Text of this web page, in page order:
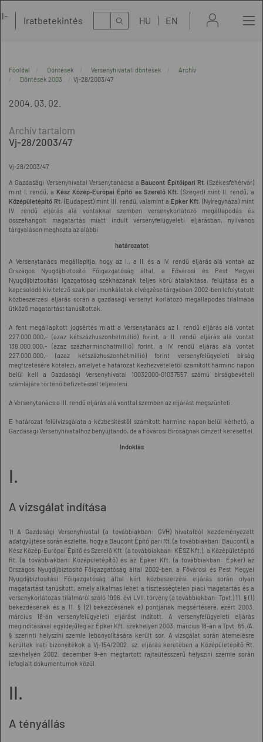
Iratbetekintés Kereső HU EN
Főoldal Döntések Versenyhivatali döntések
Archív
Döntések 2003
Vj-28/2003/47
2004. 03. 02.
Vj-28/2003/47
Vj-28/2003/47
A Gazdasági Versenyhivatal Versenytanácsa a Baucont Építőipari Rt. (Székesfehérvár)
mint I. rendű, a Kész Közép-Európai Építő és Szerelő Kft. (Szeged) mint II. rendű, a
Középületépítő Rt. (Budapest) mint III. rendű, valamint a Épker Kft. (Nyíregyháza) mint
IV. rendű eljárás alá vontakkal szemben versenykorlátozó megállapodás és
összehangolt magatartás miatt indult versenyfelügyeleti eljárásban, nyilvános
tárgyaláson meghozta az alábbi
határozatot
A Versenytanács megállapítja, hogy az I., a II. és a IV. rendű eljárás alá vontak az
Országos Nyugdíjbiztosító Főigazgatóság által, a Fővárosi és Pest Megyei
Nyugdíjbiztosítási Igazgatóság székházának teljes körű átalakítása, felújítása és a
kapcsolódó kivitelező szakipari munkálatok elvégzése tárgyában 2002-ben lefolytatott
közbeszerzési eljárás során a gazdasági versenyt korlátozó megállapodás tilalmába
ütköző magatartást tanúsítottak.
A fent megállapított jogsértés miatt a Versenytanács az I. rendű eljárás alá vontat
227.000.000,- (azaz kétszázhuszonhétmillió) forint, a II. rendű eljárás alá vontat
136.000.000,- (azaz százharminchatmillió) forint, a IV. rendű eljárás alá vontat
227.000.000,- (azaz kétszázhuszonhétmillió) forint versenyfelügyeleti bírság
megfizetésére kötelezi, amelyet e határozat kézhezvételétől számított harminc napon
belül kell a Gazdasági Versenyhivatal 10032000-01037557 számú bírságbevételi
számlájára történő befizetéssel teljesíteni.
A Versenytanács a III. rendű eljárás alá vonttal szemben az eljárást megszünteti.
E határozat felülvizsgálata a kézbesítéstől számított harminc napon belül kérhető, a
Gazdasági Versenyhivatalhoz benyújtandó, de a Fővárosi Bíróságnak címzett keresettel.
Indoklás
I.
A vizsgálat indítása
1) A Gazdasági Versenyhivatal (a továbbiakban: GVH) hivatalból kezdeményezett
adatgyűjtése során észlelte, hogy a Baucont Építőipari Rt. (a továbbiakban: Baucont), a
Kész Közép-Európai Építő és Szerelő Kft. (a továbbiakban: KÉSZ Kft.), a Középületépítő
Rt. (a továbbiakban: Középületépítő) és az Épker Kft. (a továbbiakban: Épker) az
Országos Nyugdíjbiztosító Főigazgatóság által 2002-ben, a Fővárosi és Pest Megyei
Nyugdíjbiztosítási Főigazgatóság által kiírt közbeszerzési eljárás során olyan
magatartást tanúsított, amely alkalmas lehet a tisztességtelen piaci magatartás és a
versenykorlátozás tilalmáról szóló 1996. évi LVII. törvény (a továbbiakban: Tpvt.) 11. § (1)
bekezdésének és a 11. § (2) bekezdésének e) pontjának megsértésére, ezért 2003.
március 18-án versenyfelügyeleti eljárást indított. A versenyfelügyeleti eljárás
megindításával egyidejűleg az Épker Kft. székhelyén 2003. március 18-án a Tpvt. 65./A.
§ szerinti helyszíni szemle lebonyolítására került sor. A vizsgálat során átemelésre
kerültek irati bizonyítékok a Vj-154/2002. sz. eljárás keretében a Középületépítő Rt.
székhelyén 2002. december 9-én megtartott rajtaütésszerű helyszíni szemle során
lefoglalt dokumentumok közül.
II.
A tényállás